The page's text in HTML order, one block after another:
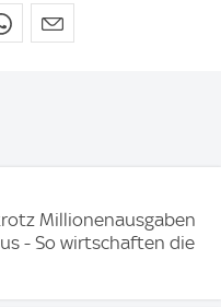
Millionenausgaben
- So wirtschaften die